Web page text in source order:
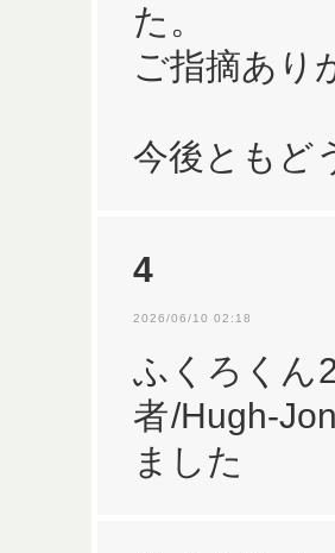
た。
ご指摘あり
今後ともど
4
2026/06/10 02:18
ふくろくん
者/Hugh-
ました